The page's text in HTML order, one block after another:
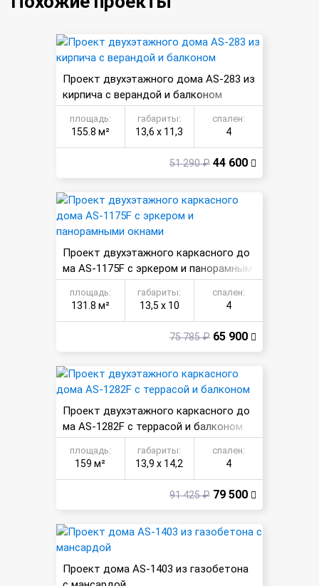
Проект двухэтажного дома AS-283 из
кирпича с верандой и балконом
площадь:
155.8 м²
габариты:
13,6 х 11,3
спален:
4
51 290 ₽ 44 600
Проект двухэтажного каркасного до
ма AS-1175F с эркером и панорамным
и окнами
площадь:
131.8 м²
габариты:
13,5 х 10
спален:
4
75 785 ₽ 65 900
Проект двухэтажного каркасного до
ма AS-1282F с террасой и балконом
площадь:
159 м²
габариты:
13,9 х 14,2
спален:
4
91 425 ₽ 79 500
Проект дома AS-1403 из газобетона